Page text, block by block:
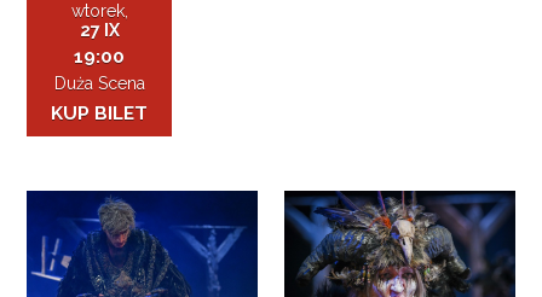
wtorek,
27 IX
19:00
Duża Scena
KUP BILET